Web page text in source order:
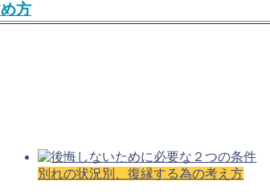
方
別れの状況別、復縁する為の考え方